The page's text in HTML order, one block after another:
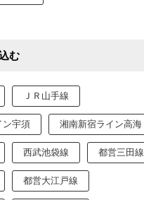
む
ＪＲ山手線
ン宇須 湘南新宿ライン高海
西武池袋線 都営三田線
都営大江戸線